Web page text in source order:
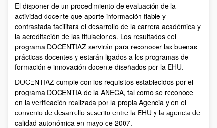
El disponer de un procedimiento de evaluación de la
actividad docente que aporte información fiable y
contrastada facilitará el desarrollo de la carrera académica y
la acreditación de las titulaciones. Los resultados del
programa DOCENTIAZ servirán para reconocer las buenas
prácticas docentes y estarán ligados a los programas de
formación e innovación docente diseñados por la EHU.
DOCENTIAZ cumple con los requisitos establecidos por el
programa DOCENTIA de la ANECA, tal como se reconoce
en la verificación realizada por la propia Agencia y en el
convenio de desarrollo suscrito entre la EHU y la agencia de
calidad autonómica en mayo de 2007.